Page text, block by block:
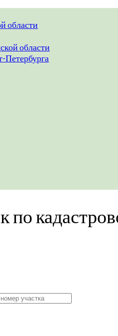
области
области
Петербурга
по